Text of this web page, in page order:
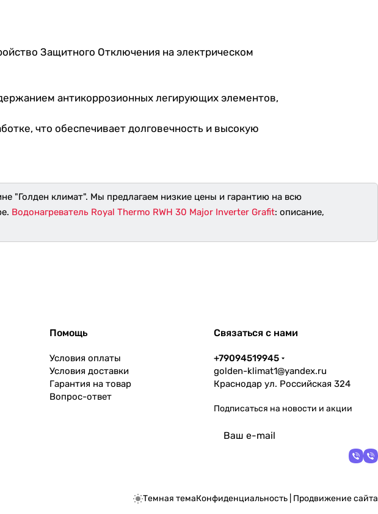
Защитного Отключения на электрическом
антикоррозионных легирующих элементов,
что обеспечивает долговечность и высокую
"Голден климат". Мы предлагаем низкие цены и гарантию на всю
Водонагреватель Royal Thermo RWH 30 Major Inverter Grafit: описание,
Помощь
Условия оплаты
Условия доставки
Гарантия на товар
Вопрос-ответ
Связаться с нами
+79094519945
golden-klimat1@yandex.ru
Краснодар ул. Российская 324
Подписаться на новости и акции
Темная темаКонфиденциальность Продвижение сайта